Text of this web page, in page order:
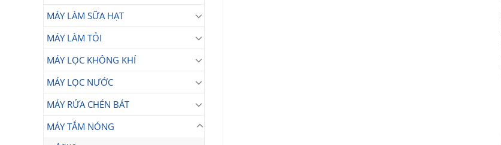
MÁY LÀM SỮA HẠT
MÁY LÀM TỎI
MÁY LỌC KHÔNG KHÍ
MÁY LỌC NƯỚC
MÁY RỬA CHÉN BÁT
MÁY TẮM NÓNG